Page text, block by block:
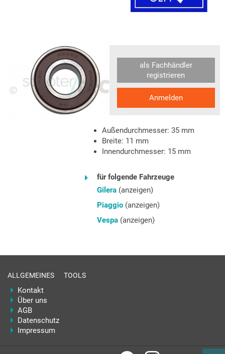
als Fachhändler
registrieren
Anmelden
Außendurchmesser: 35mm
Breite: 11 mm
Innendurchmesser: 15mm
für folgende Fahrzeuge
Gilera(anzeigen)
Piaggio(anzeigen)
Vespa(anzeigen)
ALLGEMEINES
Kontakt
Über uns
AGB
Datenschutz
Impressum
TOOLS